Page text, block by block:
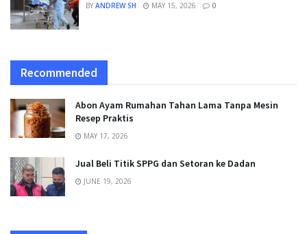
BY ANDREW SH MAY 15, 2026 0
Recommended
Abon Ayam Rumahan Tahan Lama Tanpa Mesin
Resep Praktis
MAY 17, 2026
Jual Beli Titik SPPG dan Setoran ke Dadan
JUNE 19, 2026